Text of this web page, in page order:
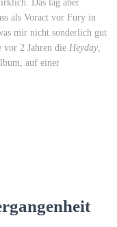
Das lag aber
als Voract vor Fury in
mir nicht sonderlich gut
vor 2 Jahren die Heyday,
auf einer